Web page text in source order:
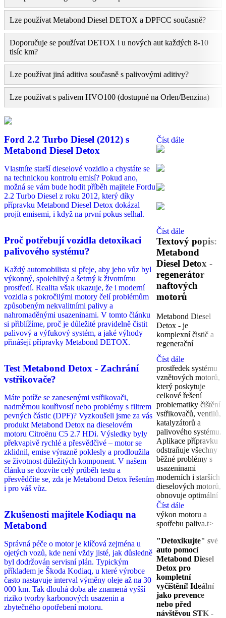
Lze používat Metabond Diesel DETOX a DPFCC současně?
Doporučuje se používat DETOX i u nových aut každých 8-10
tisíc km?
Lze používat jiná aditiva současně s palivovými aditivy?
Lze používat s palivem HVO100 (dostupné na Orlen/Benzina)
Ford 2.2 Turbo Diesel (2012) s
Metabond Diesel Detox
Vlastníte starší dieselové vozidlo a chystáte se
na technickou kontrolu emisí? Pokud ano,
možná se vám bude hodit příběh majitele Fordu
2.2 Turbo Diesel z roku 2012, který díky
přípravku Metabond Diesel Detox dokázal
projít emisemi, i když na první pokus selhal.
Číst dále
Proč potřebují vozidla detoxikaci
palivového systému?
Každý automobilista si přeje, aby jeho vůz byl
výkonný, spolehlivý a šetrný k životnímu
prostředí. Realita však ukazuje, že i moderní
vozidla s pokročilými motory čelí problémům
způsobeným nekvalitními palivy a
nahromaděnými usazeninami. V tomto článku
si přiblížíme, proč je důležité pravidelně čistit
palivový a výfukový systém, a jaké výhody
přinášejí přípravky Metabond DETOX.
Číst dále
Test Metabond Detox - Zachrání
vstřikovače?
Máte potíže se zanesenými vstřikovači,
nadměrnou kouřivostí nebo problémy s filtrem
pevných částic (DPF)? Vyzkoušeli jsme za vás
produkt Metabond Detox na dieselovém
motoru Citroënu C5 2.7 HDi. Výsledky byly
překvapivě rychlé a přesvědčivé – motor se
zklidnil, emise výrazně poklesly a prodloužila
se životnost důležitých komponent. V našem
článku se dozvíte celý průběh testu a
přesvědčíte se, zda je Metabond Detox řešením
i pro váš vůz.
Číst dále
Zkušenosti majitele Kodiaqu na
Metabond
Správná péče o motor je klíčová zejména u
ojetých vozů, kde není vždy jisté, jak důsledně
byl dodržován servisní plán. Typickým
příkladem je Škoda Kodiaq, u které výrobce
často nastavuje interval výměny oleje až na 30
000 km. Tak dlouhá doba ale znamená vyšší
riziko tvorby karbonových usazenin a
zbytečného opotřebení motoru.
Číst dále
Textový popis:
Metabond
Diesel Detox -
regenerátor
naftových
motorů
Metabond Diesel
Detox - je
komplexní čistič a
regenerační
prostředek systému
vznětových motorů,
který poskytuje
celkové řešení
problematiky čištění
vstřikovačů, ventilů,
katalyzátorů a
palivového systému.
Aplikace přípravku
odstraňuje všechny
běžné problémy s
usazeninami
moderních i starších
dieselových motorů,
obnovuje optimální
výkon motoru a
spotřebu paliva.t>
"Detoxikujte" své
auto pomocí
Metabond Diesel
Detox pro
kompletní
vyčištění! Ideální
jako prevence
nebo před
návštěvou STK -